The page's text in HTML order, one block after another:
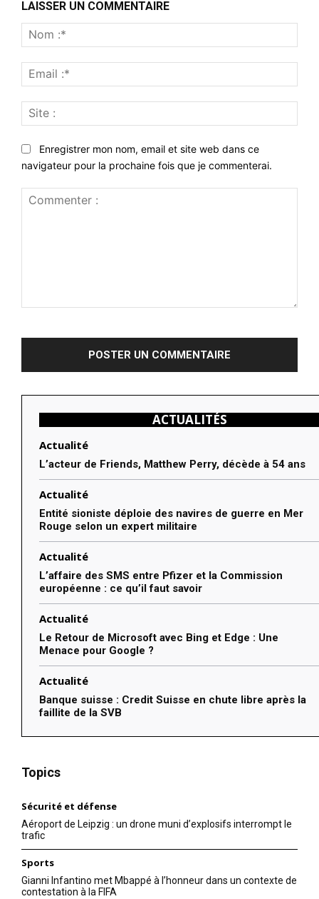
LAISSER UN COMMENTAIRE
:*
:*
:
Enregistrer mon nom, email et site web dans ce
navigateur pour la prochaine fois que je commenterai.
ACTUALITÉS
Actualité
L’acteur de Friends, Matthew Perry, décède à 54 ans
Actualité
Entité sioniste déploie des navires de guerre en Mer
Rouge selon un expert militaire
Actualité
L’affaire des SMS entre Pfizer et la Commission
européenne : ce qu’il faut savoir
Actualité
Le Retour de Microsoft avec Bing et Edge : Une
Menace pour Google ?
Actualité
Banque suisse : Credit Suisse en chute libre après la
faillite de la SVB
Topics
Sécurité et défense
Aéroport de Leipzig : un drone muni d’explosifs interrompt le
trafic
Sports
Gianni Infantino met Mbappé à l’honneur dans un contexte de
contestation à la FIFA